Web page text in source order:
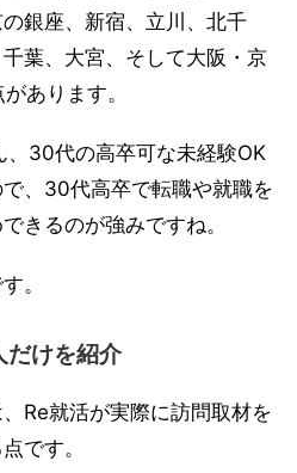
銀座、新宿、立川、北千
葉、大宮、そして大阪・京
あります。
30代の高卒可な未経験OK
、30代高卒で転職や就職を
きるのが強みですね。
。
だけを紹介
Re就活が実際に訪問取材を
です。